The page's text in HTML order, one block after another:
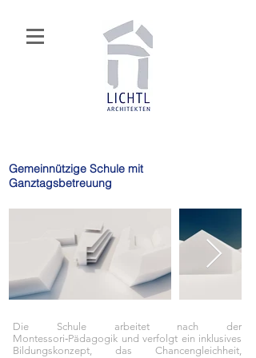
Gemeinnützige Schule mit
Ganztagsbetreuung
Die Schule arbeitet nach der
Montessori‑Pädagogik und verfolgt ein inklusives
Bildungskonzept, das Chancengleichheit,